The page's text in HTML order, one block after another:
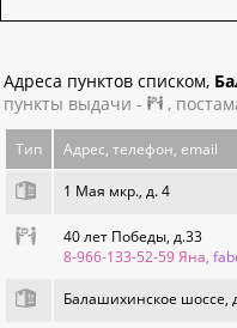
Адреса пунктов списком,
пункты выдачи -
,
Тип Адрес, телефон, email
1 Мая мкр., д. 4
40 лет Победы, д.33
8-966-133-52-59 Яна,
Балашихинское шоссе,